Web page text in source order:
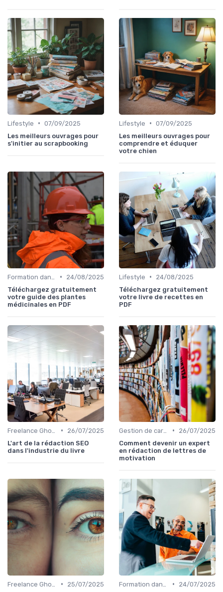
Lifestyle • 07/09/2025
Les meilleurs ouvrages pour
s'initier au scrapbooking
Lifestyle • 07/09/2025
Les meilleurs ouvrages pour
comprendre et éduquer
votre chien
•
24/08/2025
Téléchargez gratuitement
votre guide des plantes
médicinales en PDF
Lifestyle •
24/08/2025
Téléchargez gratuitement
votre livre de recettes en
PDF
•
26/07/2025
L'art de la rédaction SEO
dans l'industrie du livre
•
26/07/2025
Comment devenir un expert
en rédaction de lettres de
motivation
•
25/07/2025
•
24/07/2025